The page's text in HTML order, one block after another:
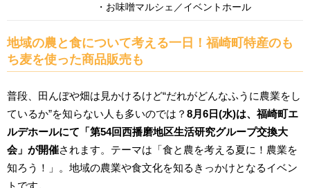
・お味噌マルシェ／イベントホール
地域の農と食について考える一日！福崎町特産のも
ち麦を使った商品販売も
普段、田んぼや畑は見かけるけど“だれがどんなふうに農業をし
ているか”を知らない人も多いのでは？8月6日(水)は、福崎町エ
ルデホールにて「第54回西播磨地区生活研究グループ交換大
会」が開催されます。テーマは「食と農を考える夏に！農業を
知ろう！」。地域の農業や食文化を知るきっかけとなるイベン
トです。